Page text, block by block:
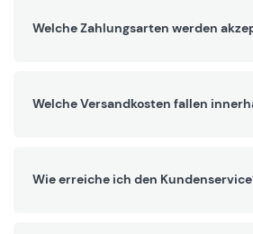
Welche Zahlungsarten werden
Welche Versandkosten fallen
Wie erreiche ich den